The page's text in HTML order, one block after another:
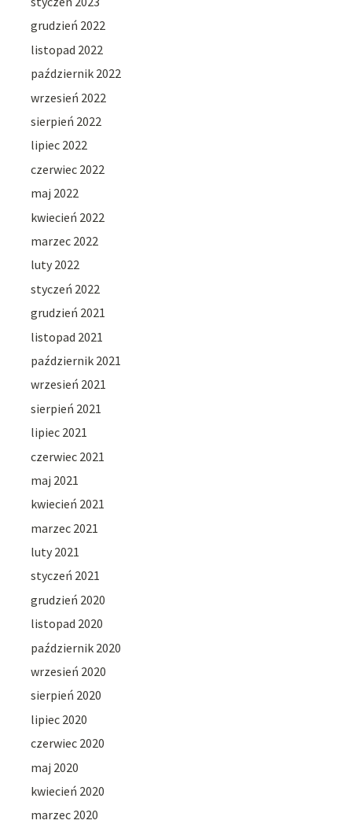
grudzień 2022
listopad 2022
październik 2022
wrzesień 2022
sierpień 2022
lipiec 2022
czerwiec 2022
maj 2022
kwiecień 2022
marzec 2022
luty 2022
styczeń 2022
grudzień 2021
listopad 2021
październik 2021
wrzesień 2021
sierpień 2021
lipiec 2021
czerwiec 2021
maj 2021
kwiecień 2021
marzec 2021
luty 2021
styczeń 2021
grudzień 2020
listopad 2020
październik 2020
wrzesień 2020
sierpień 2020
lipiec 2020
czerwiec 2020
maj 2020
kwiecień 2020
marzec 2020